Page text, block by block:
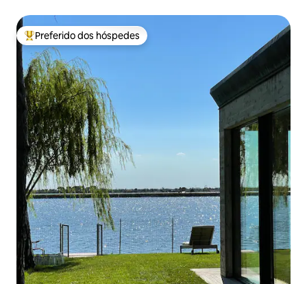
Entre os melhores preferidos dos hóspedes
Preferido dos hóspedes